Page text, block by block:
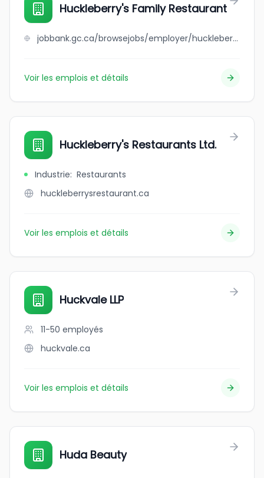
Huckleberry's Family Restaurant
jobbank.gc.ca/browsejobs/employer/huckleberry%27s+family+restaurant/ca
Voir les emplois et détails
Huckleberry's Restaurants Ltd.
Industrie: Restaurants
huckleberrysrestaurant.ca
Voir les emplois et détails
Huckvale LLP
11-50 employés
huckvale.ca
Voir les emplois et détails
Huda Beauty